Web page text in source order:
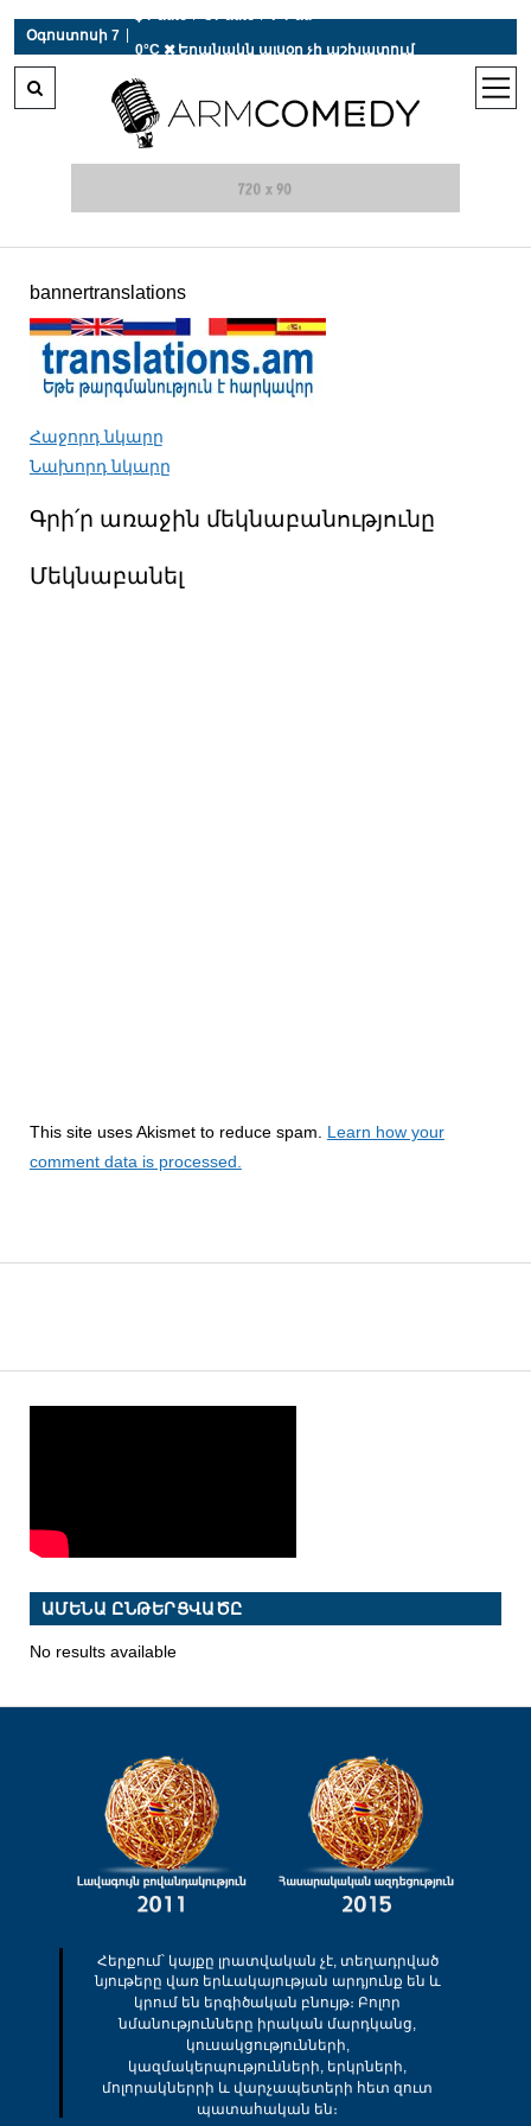
Օգոստոսի 7
 r-auto /  r-auto /  r-au
0°C  Եղանակն այսօր չի աշխատում
open
bannertranslations
Հաջորդ նկարը
Նախորդ նկարը
Գրի՛ր առաջին մեկնաբանությունը
Մեկնաբանել
This site uses Akismet to reduce spam. Learn how your
comment data is processed.
ԱՄԵՆԱ ԸՆԹԵՐՑՎԱԾԸ
No results available
Հերքում՝ կայքը լրատվական չէ, տեղադրված
նյութերը վառ երևակայության արդյունք են և
կրում են երգիծական բնույթ։ Բոլոր
նմանությունները իրական մարդկանց,
կուսակցությունների,
կազմակերպությունների, երկրների,
մոլորակներրի և վարչապետերի հետ զուտ
պատահական են։